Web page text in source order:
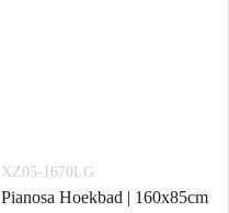
XZ05-1670LG
Pianosa Hoekbad | 160x85cm